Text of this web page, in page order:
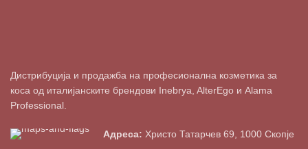
Дистрибуција и продажба на професионална козметика за
коса од италијанските брендови Inebrya, AlterEgo и Alama
Professional.
Адреса: Христо Татарчев 69, 1000 Скопје